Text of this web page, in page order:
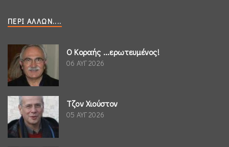
ΠΕΡΊ ΆΛΛΩΝ....
Ο Κοραής ...ερωτευμένος!
06 ΑΥΓ 2026
Τζον Χιούστον
05 ΑΥΓ 2026